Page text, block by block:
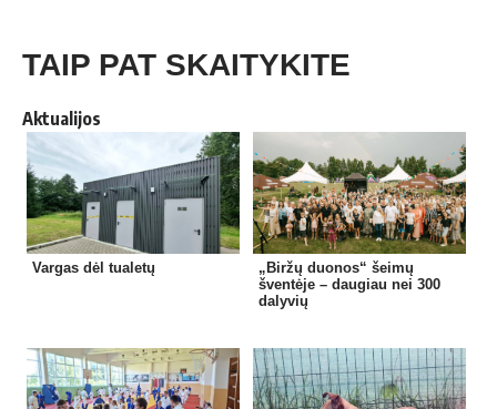
TAIP PAT SKAITYKITE
Aktualijos
Vargas dėl tualetų
„Biržų duonos“ šeimų
šventėje – daugiau nei 300
dalyvių